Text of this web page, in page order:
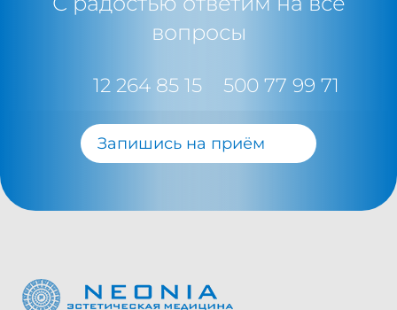
вопросы
12 264 85 15 500 77 99 71
Запишись на приём